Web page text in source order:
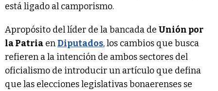
está ligado al camporismo.
Apropósito del líder de la bancada de Unión por
la Patria enDiputados, los cambios que busca
refieren a la intención de ambos sectores del
oficialismo de introducir un artículo que defina
que las elecciones legislativas bonaerenses se